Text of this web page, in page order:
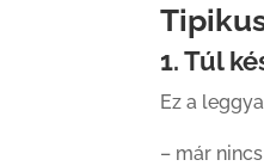
1. Túl
Ez a
– már